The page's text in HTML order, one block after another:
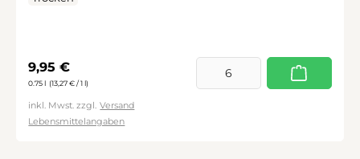
Regulärer Preis:
9,95 €
0.75 l (13,27 € / 1 l)
inkl. Mwst. zzgl. Versand
Lebensmittelangaben